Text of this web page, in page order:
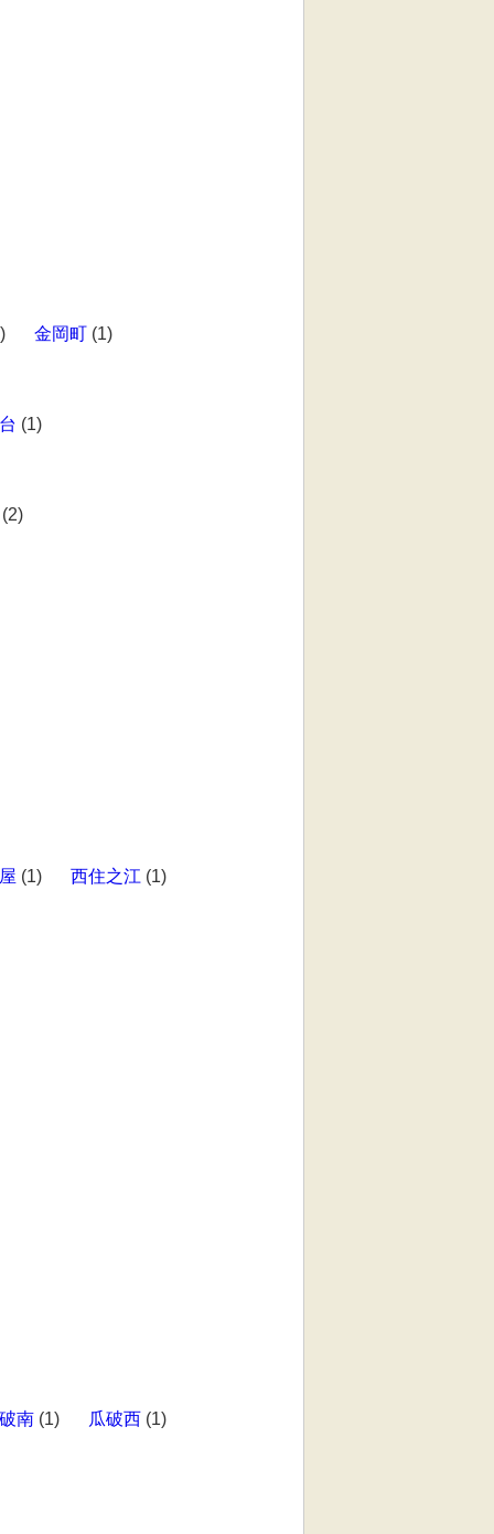
金岡町 (1)
(1)
(1) 西住之江 (1)
南 (1) 瓜破西 (1)